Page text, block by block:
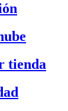
tienda